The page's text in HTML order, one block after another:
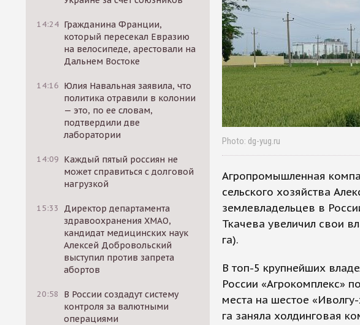
14:24 Гражданина Франции,
который пересекал Евразию
на велосипеде, арестовали на
Дальнем Востоке
14:16 Юлия Навальная заявила, что
политика отравили в колонии
— это, по ее словам,
подтвердили две
лаборатории
14:09 Каждый пятый россиян не
может справиться с долговой
нагрузкой
15:33
Директор департамента
здравоохранения ХМАО,
кандидат медицинских наук
Алексей Добровольский
выступил против запрета
абортов
20:58
В России создадут систему
контроля за валютными
операциями
Photo: dg-yug.ru
Агропромышленная
сельского хозяйства
землевладельцев в
Ткачева увеличил свои
га).
В топ-5 крупнейших
России «Агрокомплекс»
места на шестое
га заняла холдинговая